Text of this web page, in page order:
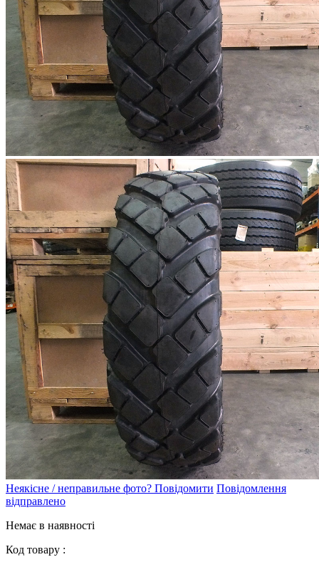
Неякісне / неправильне фото? Повідомити Повідомлення
відправлено
Немає в наявності
Код товару :